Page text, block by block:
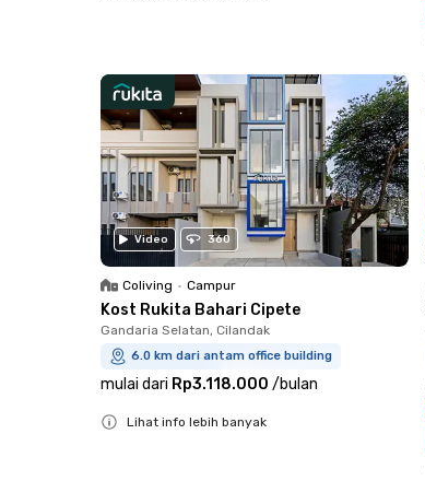
Video 360
Coliving • Campur
Kost Rukita Bahari Cipete
Gandaria Selatan, Cilandak
6.0 km dari antam office building
mulai dari Rp3.118.000 /bulan
Lihat info lebih banyak